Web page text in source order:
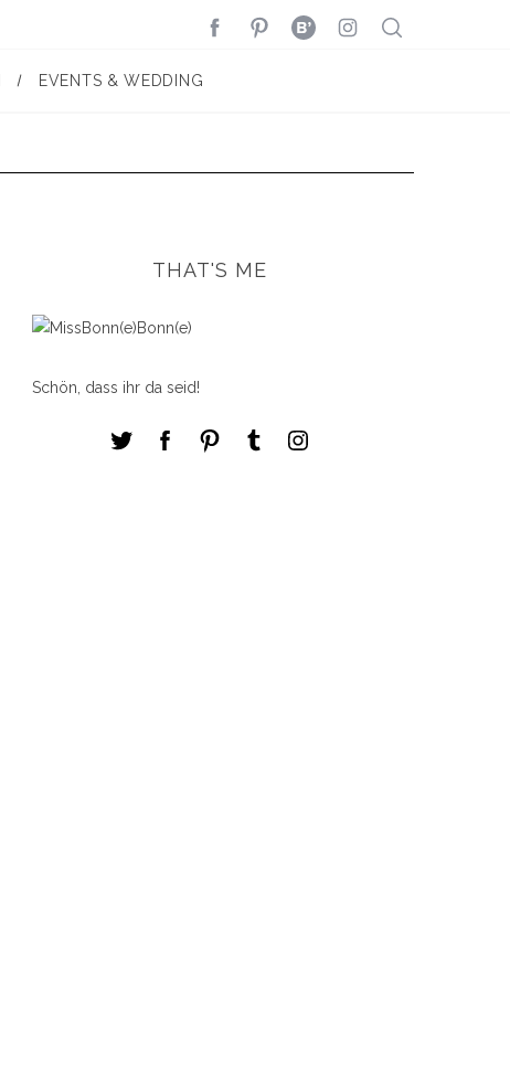
EVENTS & WEDDING
THAT'S ME
Schön, dass ihr da seid!